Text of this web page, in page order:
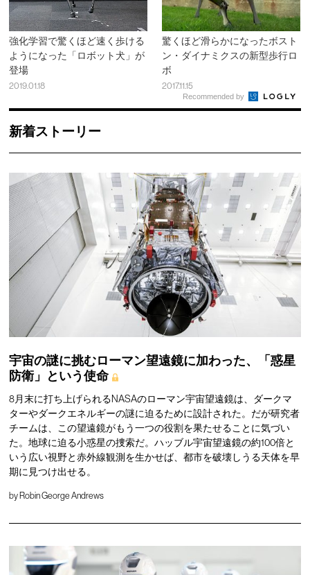
強化学習で驚くほど速く歩ける
ようになった「ロボット犬」が
登場
2019.01.18
驚くほど滑らかになったボスト
ン・ダイナミクスの新型歩行ロ
ボ
2017.11.15
Recommended by
新着ストーリー
宇宙の謎に挑むローマン望遠鏡に加わった、「惑星
防衛」という使命
8月末に打ち上げられるNASAのローマン宇宙望遠鏡は、ダークマ
ターやダークエネルギーの謎に迫るために設計された。だが研究者
チームは、この望遠鏡がもう一つの役割を果たせることに気づい
た。地球に迫る小惑星の捜索だ。ハッブル宇宙望遠鏡の約100倍と
いう広い視野と赤外線観測を生かせば、都市を破壊しうる天体を早
期に見つけ出せる。
by Robin George Andrews